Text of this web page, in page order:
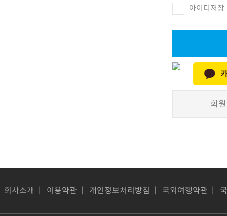
아이디저장
회
회사소개 이용약관 개인정보처리방침 국외여행약관